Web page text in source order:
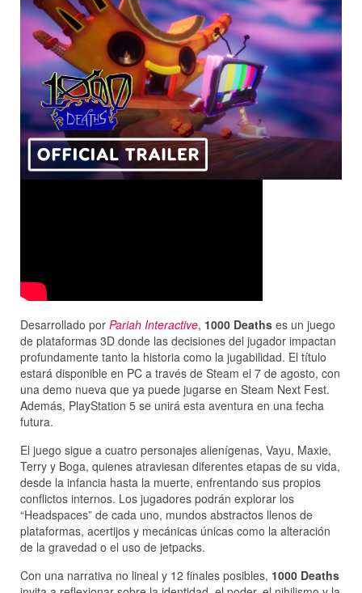
Desarrollado por Pariah Interactive, 1000 Deaths es un juego
de plataformas 3D donde las decisiones del jugador impactan
profundamente tanto la historia como la jugabilidad. El título
estará disponible en PC a través de Steam el 7 de agosto, con
una demo nueva que ya puede jugarse en Steam Next Fest.
Además, PlayStation 5 se unirá esta aventura en una fecha
futura.
El juego sigue a cuatro personajes alienígenas, Vayu, Maxie,
Terry y Boga, quienes atraviesan diferentes etapas de su vida,
desde la infancia hasta la muerte, enfrentando sus propios
conflictos internos. Los jugadores podrán explorar los
“Headspaces” de cada uno, mundos abstractos llenos de
plataformas, acertijos y mecánicas únicas como la alteración
de la gravedad o el uso de jetpacks.
Con una narrativa no lineal y 12 finales posibles, 1000 Deaths